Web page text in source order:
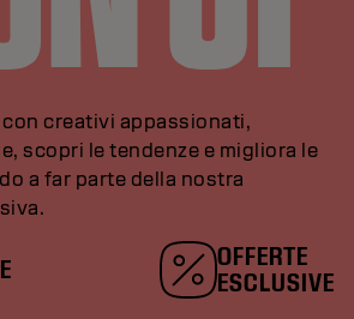
creativi appassionati,
scopri le tendenze e migliora le
a far parte della nostra
OFFERTE
ESCLUSIVE